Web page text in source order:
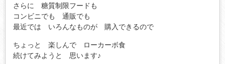
さらに 糖質制限フードも
コンビニでも 通販でも
最近では いろんなものが 購入できるので
ちょっと 楽しんで ローカーボ食
続けてみようと 思います♪